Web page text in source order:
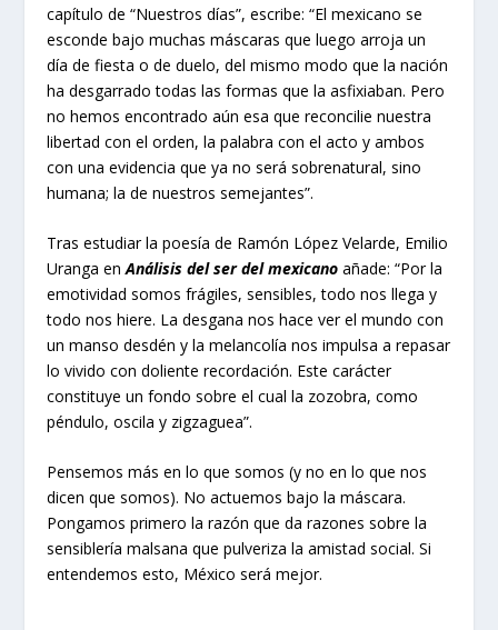
capítulo de “Nuestros días”, escribe: “El mexicano se
esconde bajo muchas máscaras que luego arroja un
día de fiesta o de duelo, del mismo modo que la nación
ha desgarrado todas las formas que la asfixiaban. Pero
no hemos encontrado aún esa que reconcilie nuestra
libertad con el orden, la palabra con el acto y ambos
con una evidencia que ya no será sobrenatural, sino
humana; la de nuestros semejantes”.
Tras estudiar la poesía de Ramón López Velarde, Emilio
Uranga enAnálisis del ser del mexicano añade: “Por la
emotividad somos frágiles, sensibles, todo nos llega y
todo nos hiere. La desgana nos hace ver el mundo con
un manso desdén y la melancolía nos impulsa a repasar
lo vivido con doliente recordación. Este carácter
constituye un fondo sobre el cual la zozobra, como
péndulo, oscila y zigzaguea”.
Pensemos más en lo que somos (y no en lo que nos
dicen que somos). No actuemos bajo la máscara.
Pongamos primero la razón que da razones sobre la
sensiblería malsana que pulveriza la amistad social. Si
entendemos esto, México será mejor.